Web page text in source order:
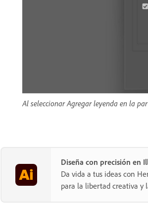
Al seleccionar Agregar leyenda en la
Diseña con precisión en
Da vida a tus ideas con
para la libertad creativa y